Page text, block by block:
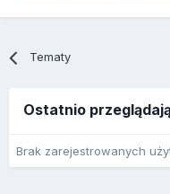
Tematy
Ostatnio
Brak zarejestrowanych